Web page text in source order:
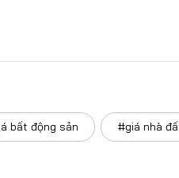
bất động sản #giá nhà